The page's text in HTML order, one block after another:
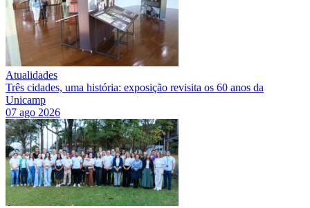
Atualidades
Três cidades, uma história: exposição revisita os 60 anos da
Unicamp
07 ago 2026